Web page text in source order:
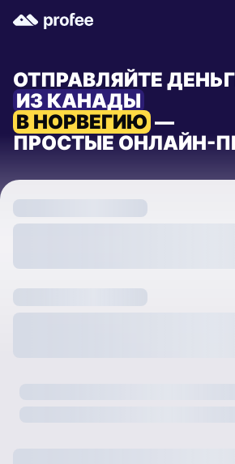
ОТПРАВЛЯЙТЕ
ИЗ КАНАДЫ
В НОРВЕГИЮ —
ПРОСТЫЕ ОНЛАЙН-